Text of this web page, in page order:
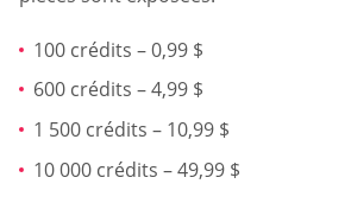
100 crédits – 0,99 $
600 crédits – 4,99 $
1 500 crédits – 10,99 $
10 000 crédits – 49,99 $